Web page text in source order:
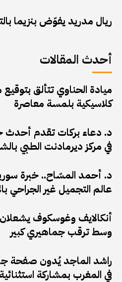
ريال مدريد يفوّض بنزيما
أحدث المقالات
ميادة الحناوي تتألق
كلاسيكية بلمسة معاصرة
د. دعاء بركات تقدم أحدث
في مركز ديرمادنت الطبي
د. أحمد المسّاح.. خبرة
عالم التجميل غير الجراحي
وسط ترقب جماهيري كبير
راشد الماجد يُدون صفحة
في المغرب بمشاركة